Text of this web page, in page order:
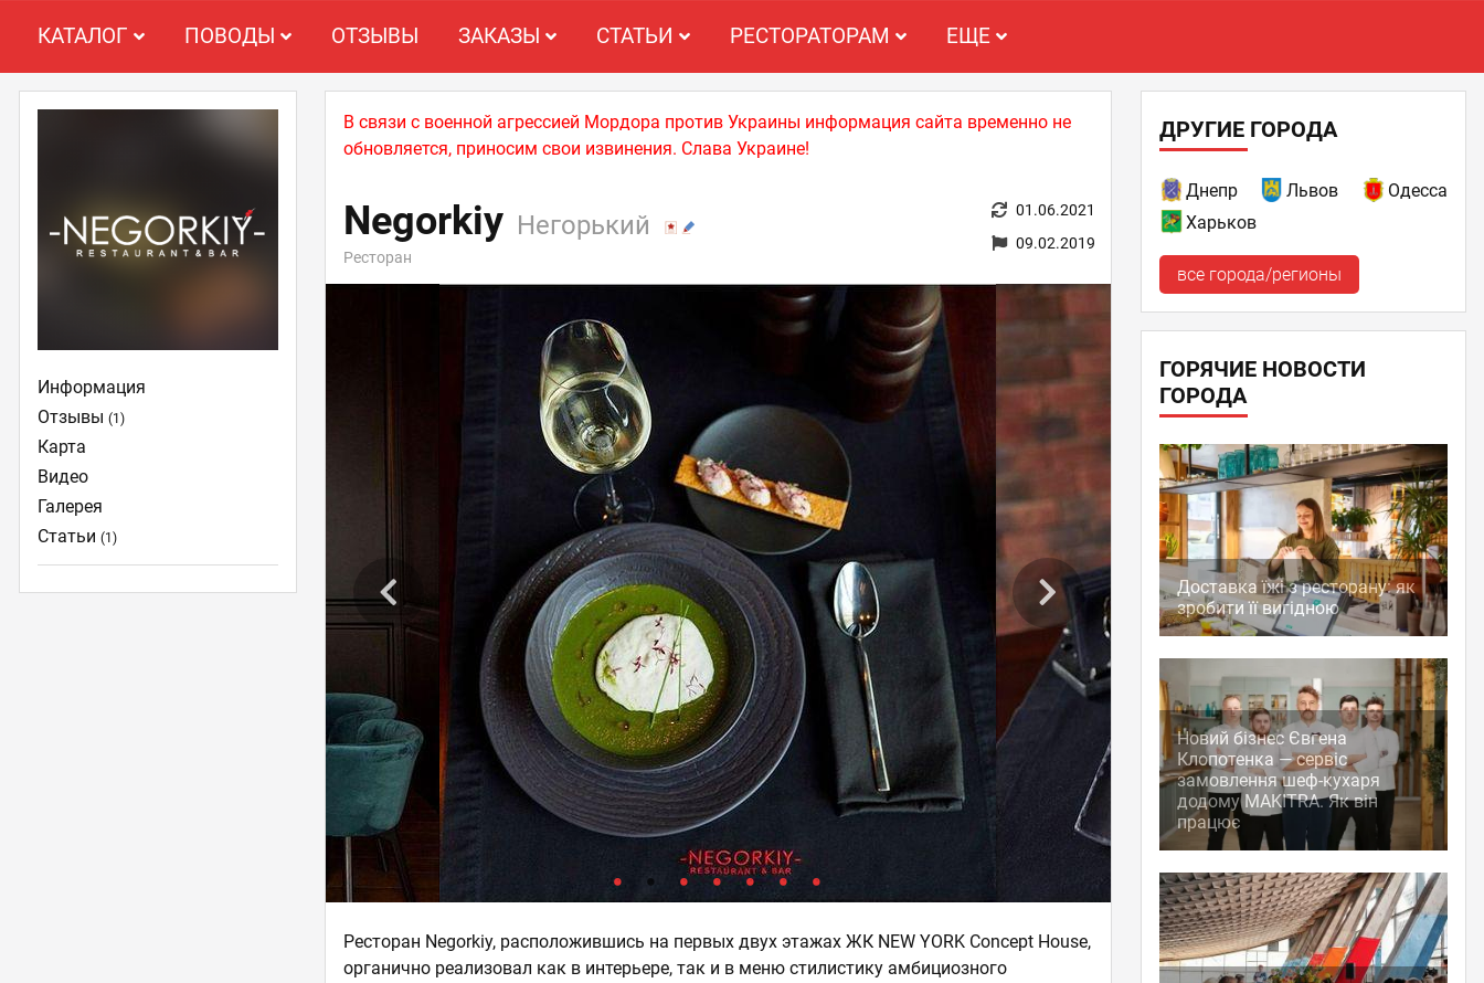
КАТАЛОГ ПОВОДЫ ОТЗЫВЫ ЗАКАЗЫ СТАТЬИ РЕСТОРАТОРАМ ЕЩЕ
В связи с военной агрессией Мордора против Украины информация сайта временно не
обновляется, приносим свои извинения. Слава Украине!
Negorkiy Негорький
Ресторан
01.06.2021
09.02.2019
Ресторан Negorkiy, расположившись на первых двух этажах ЖК NEW YORK Concept House,
органично реализовал как в интерьере, так и в меню стилистику амбициозного
Информация
Отзывы(1)
Карта
Видео
Галерея
Статьи(1)
ДРУГИЕ ГОРОДА
Днепр Львов
Одесса
Харьков
все города/регионы
ГОРЯЧИЕ НОВОСТИ
ГОРОДА
Доставка їжі з ресторану: як
зробити її вигідною
Новий бізнес Євгена
Клопотенка — сервіс
замовлення шеф-кухаря
додому MAKITRA. Як він
працює